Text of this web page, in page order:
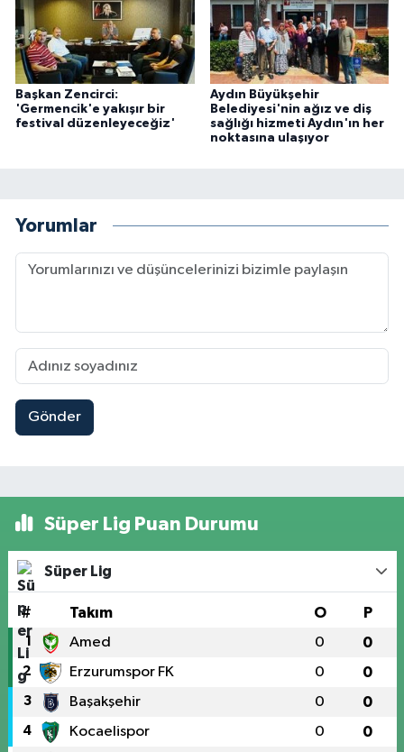
Başkan Zencirci:
'Germencik'e yakışır bir
festival düzenleyeceğiz'
Aydın Büyükşehir
Belediyesi'nin ağız ve diş
sağlığı hizmeti Aydın'ın her
noktasına ulaşıyor
Yorumlar
Gönder
Süper Lig Puan Durumu
Süper Lig
# Takım O P
1 Amed 0 0
2 Erzurumspor FK 0 0
3 Başakşehir 0 0
4 Kocaelispor 0 0